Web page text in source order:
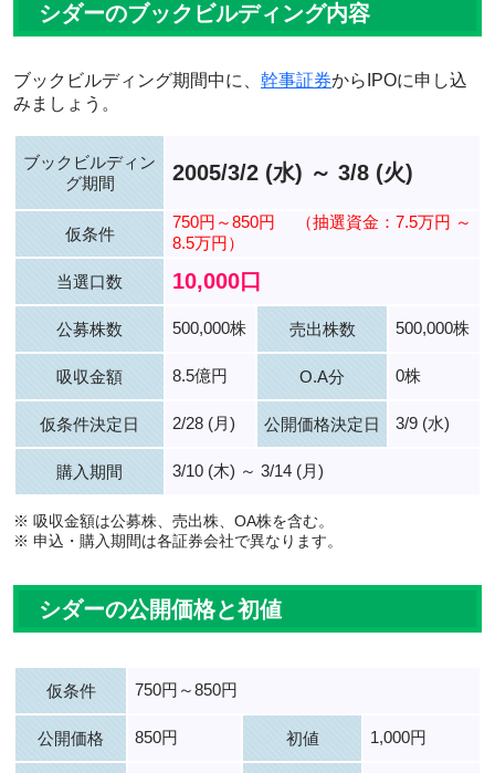
シダーのブックビルディング内容
ブックビルディング期間中に、 幹事証券からIPOに申し込
みましょう。
ブックビルディン
グ期間
2005/3/2 (水) ～ 3/8 (火)
仮条件
750円～850円
（抽選資金：7.5万円 ～
8.5万円）
当選口数 10,000口
公募株数 500,000株 売出株数 500,000株
吸収金額 8.5億円 O.A分 0株
仮条件決定日 2/28 (月) 公開価格決定日 3/9 (水)
購入期間 3/10 (木) ～ 3/14 (月)
※ 吸収金額は公募株、売出株、OA株を含む。
※ 申込・購入期間は各証券会社で異なります。
シダーの公開価格と初値
仮条件 750円～850円
公開価格 850円 初値 1,000円